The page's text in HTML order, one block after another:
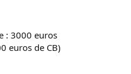
: 3000 euros
euros de CB)